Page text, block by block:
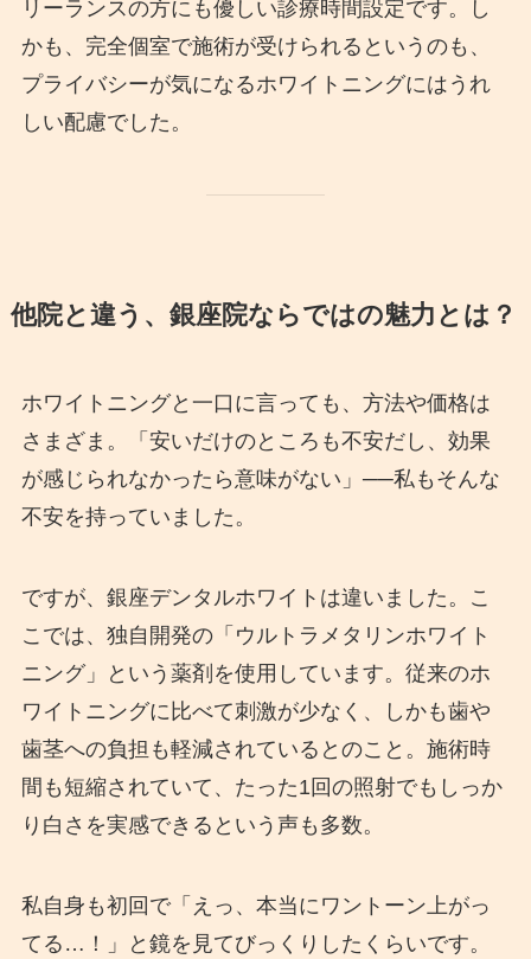
リーランスの方にも優しい診療時間設定です。し
かも、完全個室で施術が受けられるというのも、
プライバシーが気になるホワイトニングにはうれ
しい配慮でした。
他院と違う、銀座院ならではの魅力とは？
ホワイトニングと一口に言っても、方法や価格は
さまざま。「安いだけのところも不安だし、効果
が感じられなかったら意味がない」──私もそんな
不安を持っていました。
ですが、銀座デンタルホワイトは違いました。こ
こでは、独自開発の「ウルトラメタリンホワイト
ニング」という薬剤を使用しています。従来のホ
ワイトニングに比べて刺激が少なく、しかも歯や
歯茎への負担も軽減されているとのこと。施術時
間も短縮されていて、たった1回の照射でもしっか
り白さを実感できるという声も多数。
私自身も初回で「えっ、本当にワントーン上がっ
てる…！」と鏡を見てびっくりしたくらいです。